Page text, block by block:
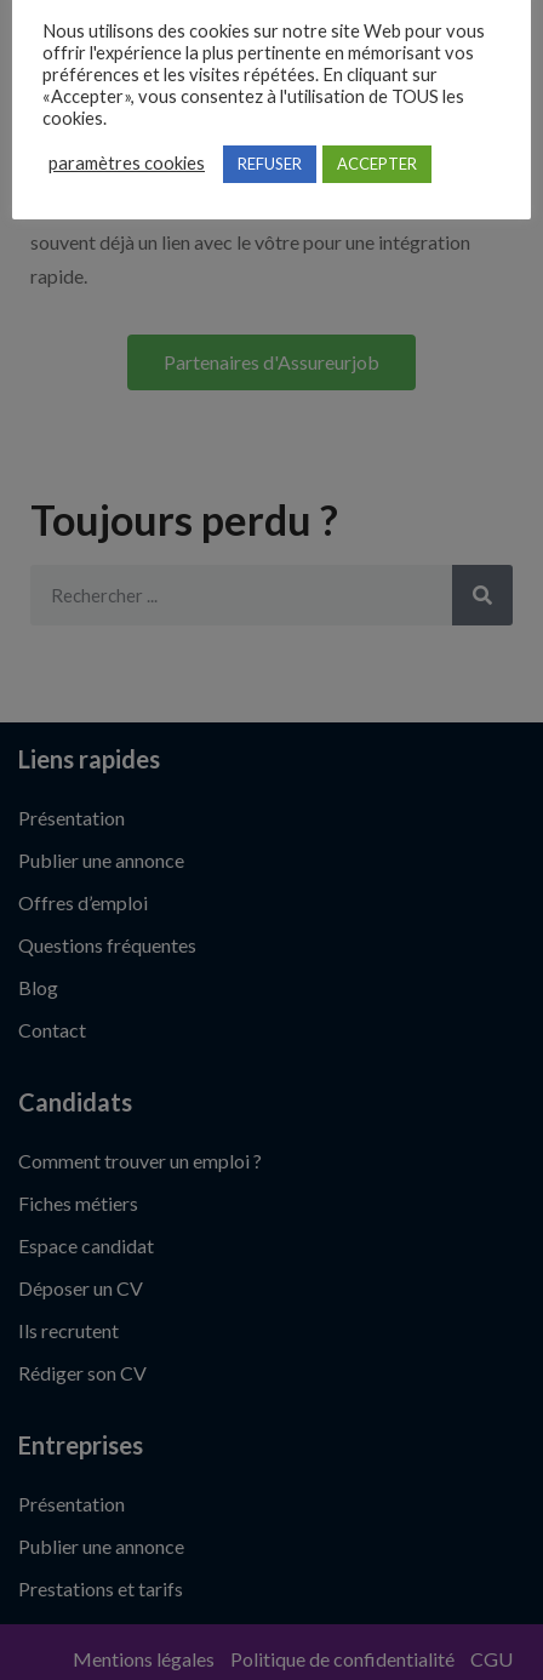
Nos solutions entreprises
Découvrez nos partenaires ! Moteurs de recherches,
multidiffuseurs, sites payant… nombreux sont nos
souvent déjà un lien avec le vôtre pour une intégration
rapide.
Partenaires d'Assureurjob
Toujours perdu ?
Liens rapides
Présentation
Publier une annonce
Offres d’emploi
Questions fréquentes
Blog
Contact
Candidats
Comment trouver un emploi ?
Fiches métiers
Espace candidat
Déposer un CV
Ils recrutent
Rédiger son CV
Entreprises
Présentation
Publier une annonce
Prestations et tarifs
Mentions légales Politique de confidentialité CGU
Nous utilisons des cookies sur notre site Web pour vous
offrir l'expérience la plus pertinente en mémorisant vos
préférences et les visites répétées. En cliquant sur
«Accepter», vous consentez à l'utilisation de TOUS les
cookies.
paramètres cookies REFUSER ACCEPTER